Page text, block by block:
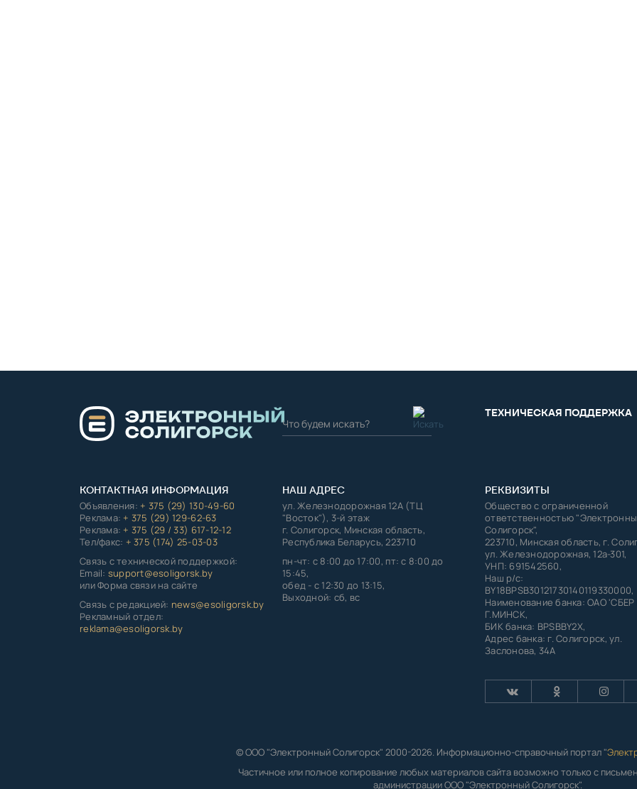
ТЕХНИЧЕСКАЯ ПОДДЕРЖКА
КОНТАКТНАЯ ИНФОРМАЦИЯ
Объявления:+ 375 (29) 130-49-60
Реклама:+ 375 (29) 129-62-63
Реклама:+ 375 (29 / 33) 617-12-12
Тел/факс: + 375 (174) 25-03-03
Связь с технической поддержкой:
Email: support@esoligorsk.by
или Форма связи на сайте
Связь с редакцией: news@esoligorsk.by
Рекламный отдел:
reklama@esoligorsk.by
НАШ АДРЕС
ул. Железнодорожная 12А (ТЦ
"Восток"), 3-й этаж
г. Солигорск, Минская область,
Республика Беларусь, 223710
пн-чт: с 8:00 до 17:00, пт: с 8:00 до
15:45,
обед - с 12:30 до 13:15,
Выходной: сб, вс
РЕКВИЗИТЫ
Общество с ограниченной
ответственностью
Солигорск",
223710, Минская область, г.
ул. Железнодорожная, 12а-301,
УНП: 691542560,
Наш р/с:
BY18BPSB30121730140119330000,
Наименование банка: ОАО
Г.МИНСК,
БИК банка: BPSBBY2X,
Адрес банка: г. Солигорск, ул.
Заслонова, 34А
© ООО "Электронный Солигорск" 2000-2026. Информационно-справочный портал "
Частичное или полное копирование любых материалов сайта возможно только с
администрации ООО "Электронный Солигорск".